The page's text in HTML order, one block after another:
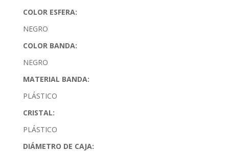
COLOR ESFERA:
NEGRO
COLOR BANDA:
NEGRO
MATERIAL BANDA:
PLÁSTICO
CRISTAL:
PLÁSTICO
DIÁMETRO DE CAJA: